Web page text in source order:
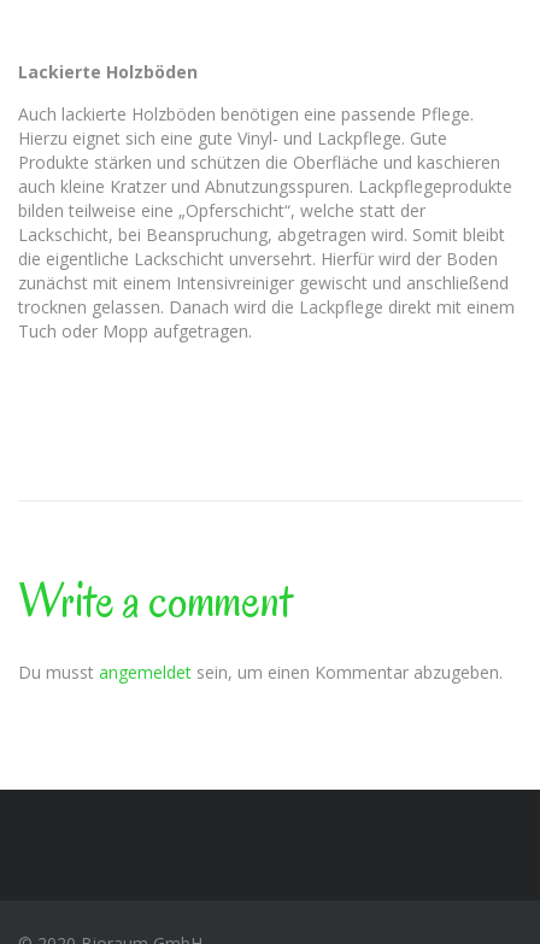
Lackierte Holzböden
Auch lackierte Holzböden benötigen eine passende Pflege.
Hierzu eignet sich eine gute Vinyl- und Lackpflege. Gute
Produkte stärken und schützen die Oberfläche und kaschieren
auch kleine Kratzer und Abnutzungsspuren. Lackpflegeprodukte
bilden teilweise eine „Opferschicht“, welche statt der
Lackschicht, bei Beanspruchung, abgetragen wird. Somit bleibt
die eigentliche Lackschicht unversehrt. Hierfür wird der Boden
zunächst mit einem Intensivreiniger gewischt und anschließend
trocknen gelassen. Danach wird die Lackpflege direkt mit einem
Tuch oder Mopp aufgetragen.
Write a comment
Du musst angemeldet sein, um einen Kommentar abzugeben.